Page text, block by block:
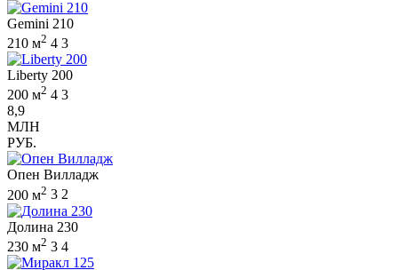
Gemini 210
210 м2 4 3
Liberty 200
200 м2 4 3
8,9
МЛН
РУБ.
Опен Вилладж
200 м2 3 2
Долина 230
230 м2 3 4